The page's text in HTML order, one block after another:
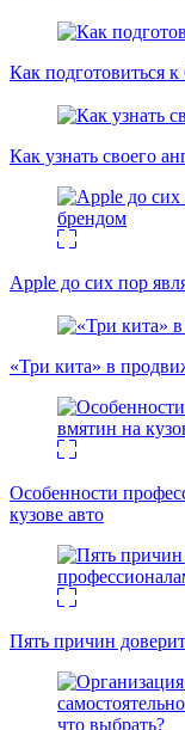
Как подготовиться
Как узнать своего
Apple до сих пор
«Три кита» в
Особенности
кузове авто
Пять причин